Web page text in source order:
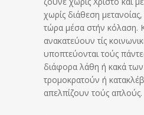
χωρίς διάθεση
τώρα μέσα στήν κόλαση.
ανακατεύουν τίς
υποπτεύονται τούς
διάφορα λάθη ή κακά
τρομοκρατούν ή
απελπίζουν τούς απλούς.